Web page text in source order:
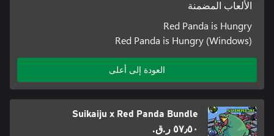
الألعاب المضمنة
Red Panda is Hungry
Red Panda is Hungry (Windows)
العودة إلى أعلى
Suikaiju x Red Panda Bundle
٥٧٫٥٠ ر.ق.‏